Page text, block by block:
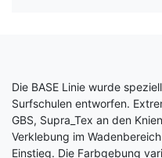
Die BASE Linie wurde
Surfschulen entworfen.
GBS, Supra_Tex an den
Verklebung im
Einstieg. Die Farbgebung